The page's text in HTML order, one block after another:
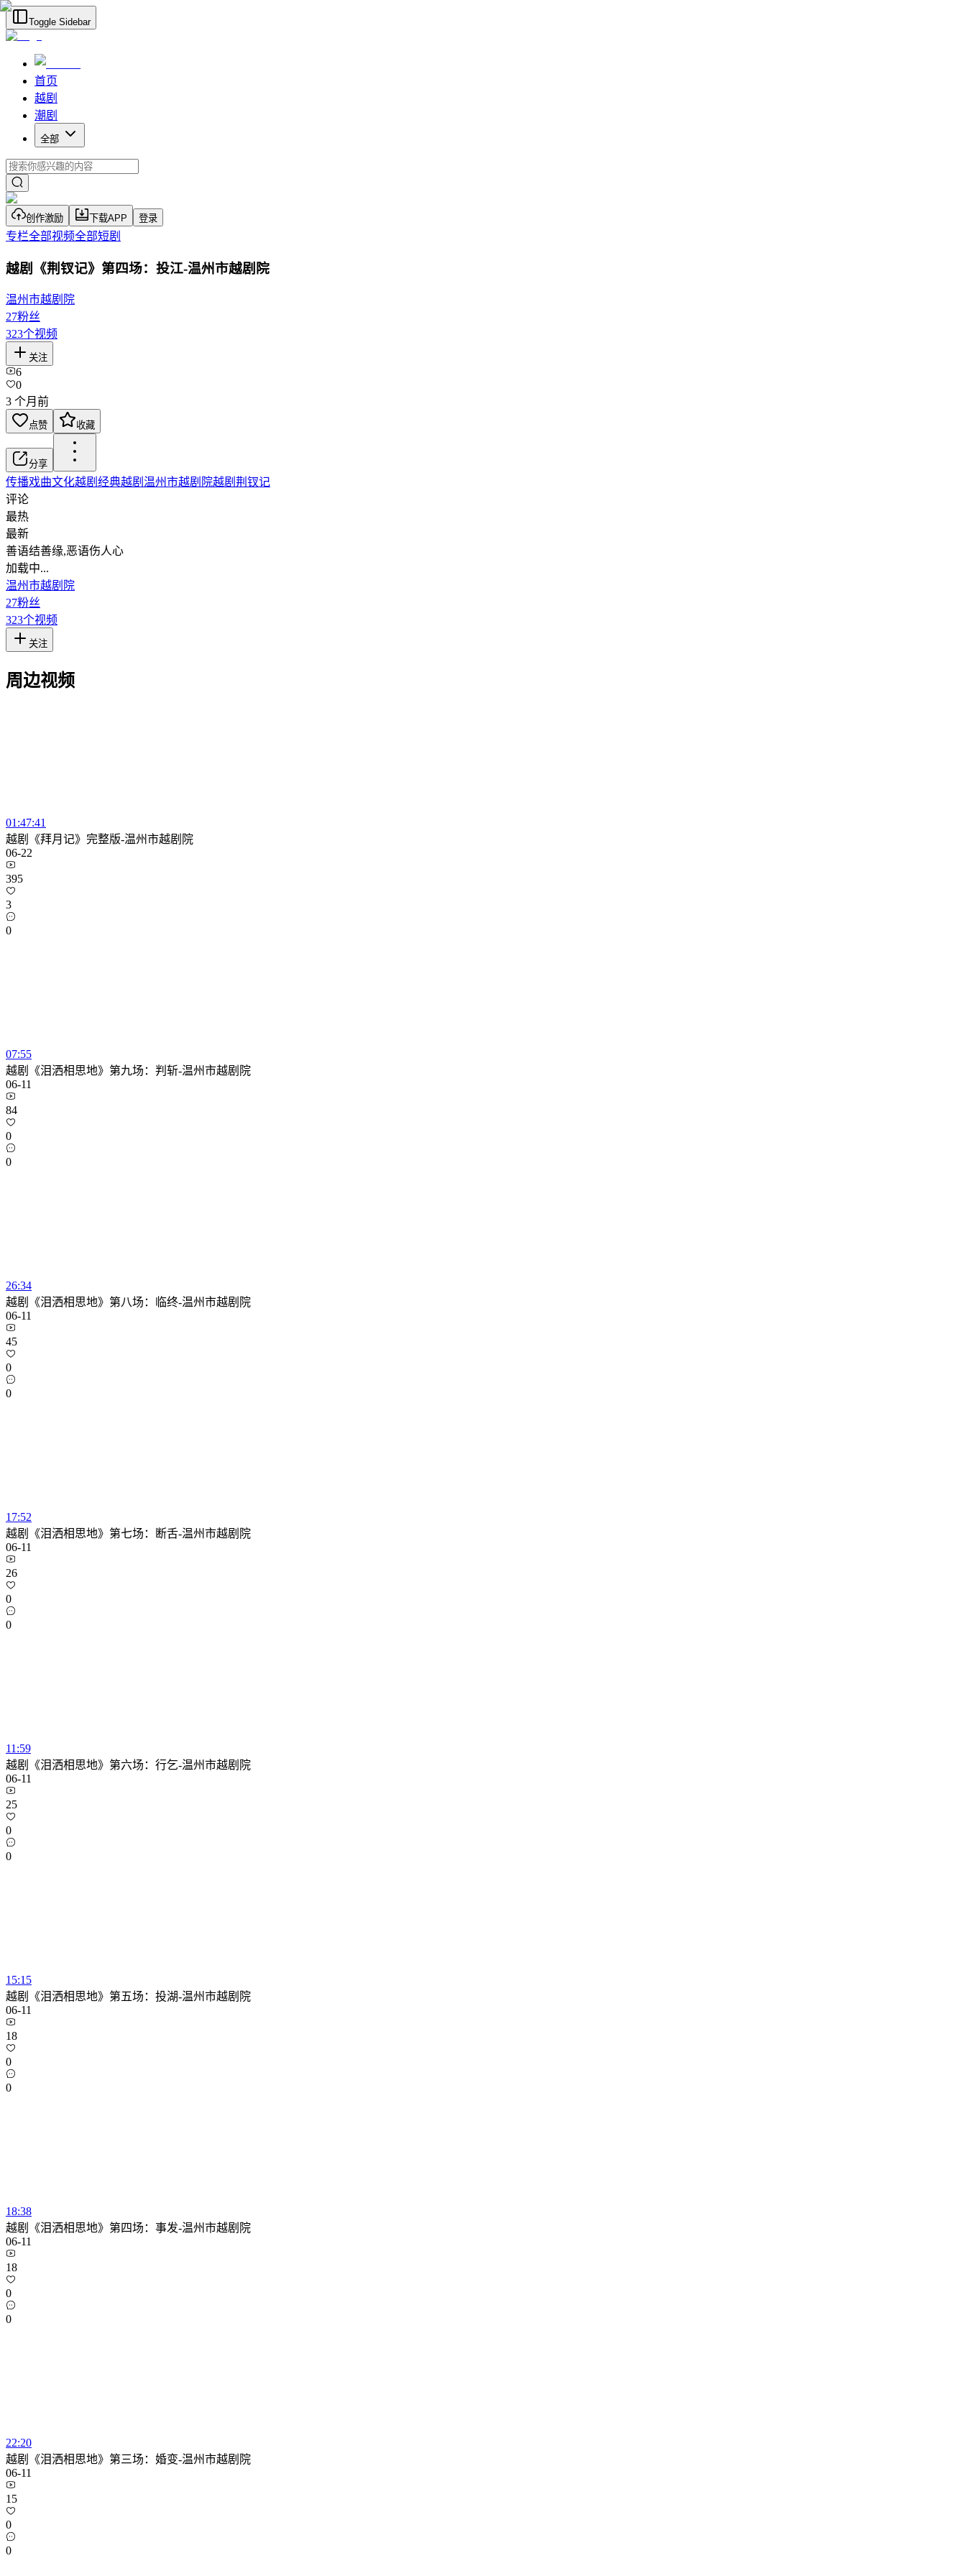
Toggle Sidebar
首页
越剧
潮剧
全部
创作激励 下载APP 登录
专栏全部视频全部短剧
越剧《荆钗记》第四场：投江-温州市越剧院
温州市越剧院
27粉丝
323个视频
关注
6
0
3 个月前
点赞 收藏
分享
传播戏曲文化越剧 经典越剧 温州市越剧院越剧荆钗记
评论
最热
最新
善语结善缘,恶语伤人心
加载中...
温州市越剧院
27粉丝
323个视频
关注
周边视频
01:47:41
越剧《拜月记》完整版-温州市越剧院
06-22
395
3
0
07:55
越剧《泪洒相思地》第九场：判斩-温州市越剧院
06-11
84
0
0
26:34
越剧《泪洒相思地》第八场：临终-温州市越剧院
06-11
45
0
0
17:52
越剧《泪洒相思地》第七场：断舌-温州市越剧院
06-11
26
0
0
11:59
越剧《泪洒相思地》第六场：行乞-温州市越剧院
06-11
25
0
0
15:15
越剧《泪洒相思地》第五场：投湖-温州市越剧院
06-11
18
0
0
18:38
越剧《泪洒相思地》第四场：事发-温州市越剧院
06-11
18
0
0
22:20
越剧《泪洒相思地》第三场：婚变-温州市越剧院
06-11
15
0
0